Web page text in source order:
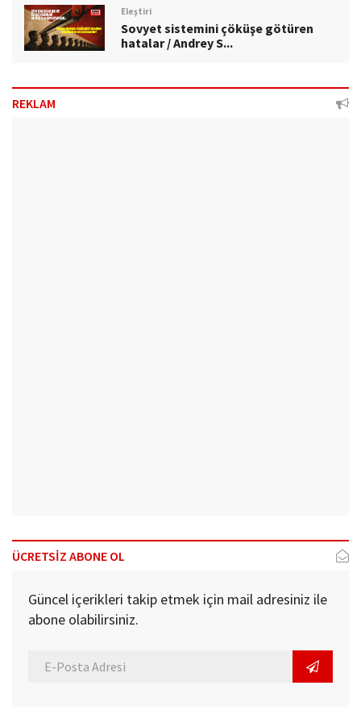
Eleştiri
Sovyet sistemini çöküşe götüren
hatalar / Andrey S...
REKLAM
ÜCRETSİZ ABONE OL
Güncel içerikleri takip etmek için mail adresiniz ile
abone olabilirsiniz.